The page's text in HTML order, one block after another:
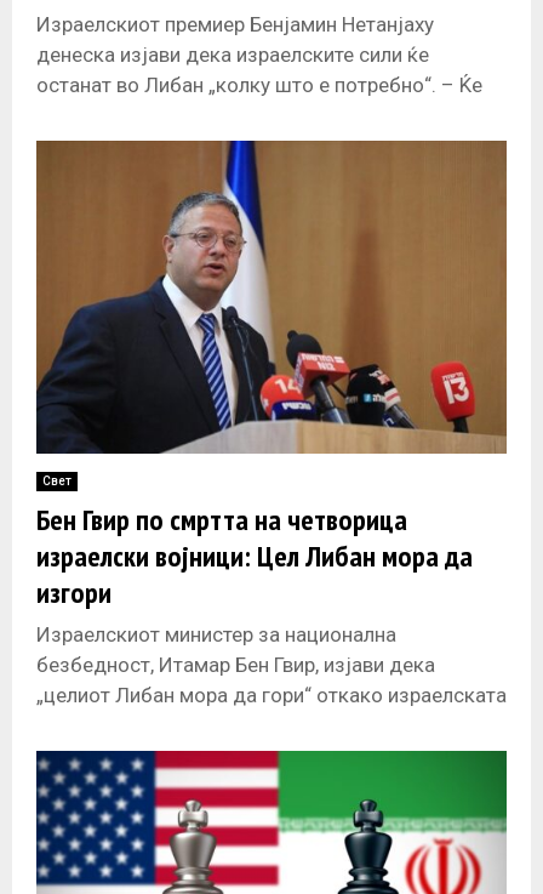
Израелскиот премиер Бенјамин Нетанјаху
денеска изјави дека израелските сили ќе
останат во Либан „колку што е потребно“. – Ќе
Свет
Бен Гвир по смртта на четворица
израелски војници: Цел Либан мора да
изгори
Израелскиот министер за национална
безбедност, Итамар Бен Гвир, изјави дека
„целиот Либан мора да гори“ откако израелската
убиени во